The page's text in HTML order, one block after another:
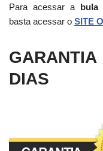
Para acessar a bula
basta acessar o SITE
DIAS